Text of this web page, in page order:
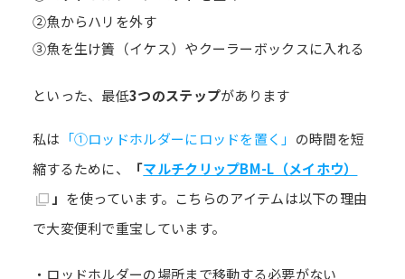
②魚からハリを外す
③魚を生け簀（イケス）やクーラーボックスに入れる
といった、最低3つのステップがあります
私は 「①ロッドホルダーにロッドを置く」 の時間を短
縮するために、
「マルチクリップBM-L（メイホウ）
」 を使っています。こちらのアイテムは以下の理由
で大変便利で重宝しています。
・ロッドホルダーの場所まで移動する必要がない